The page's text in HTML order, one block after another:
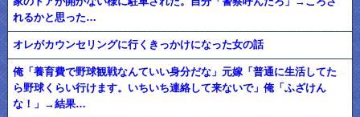
れるかと思った…
オレがカウンセリングに行くきっかけになった女の話
俺「養育費で野球観戦なんていい身分だな」元嫁「普通に生活してた
ら野球くらい行けます。いちいち連絡して来ないで」俺「ふざけん
な！」→結果…